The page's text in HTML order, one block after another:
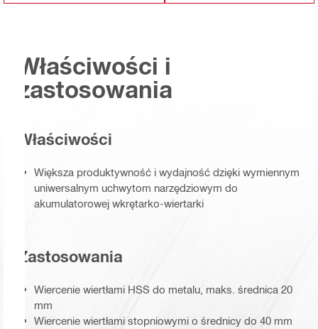
Właściwości i
zastosowania
Właściwości
Większa produktywność i wydajność dzięki wymiennym
uniwersalnym uchwytom narzędziowym do
akumulatorowej wkrętarko-wiertarki
Zastosowania
Wiercenie wiertłami HSS do metalu, maks. średnica 20
mm
Wiercenie wiertłami stopniowymi o średnicy do 40 mm